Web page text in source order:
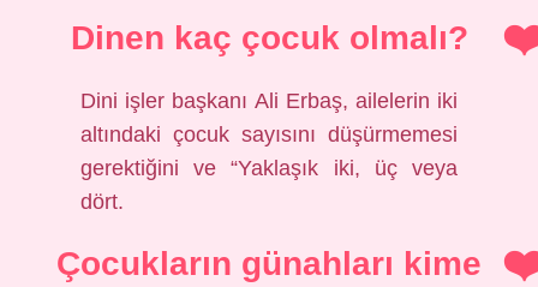
Dinen kaç çocuk olmalı?
Dini işler başkanı Ali Erbaş, ailelerin iki
altındaki çocuk sayısını düşürmemesi
gerektiğini ve “Yaklaşık iki, üç veya
dört.
Çocukların günahları kime